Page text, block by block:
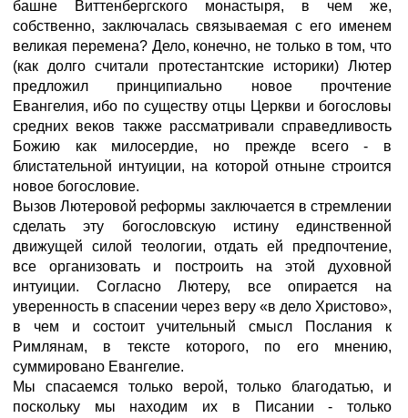
башне Виттенбергского монастыря, в чем же,
собственно, заключалась связываемая с его именем
великая перемена? Дело, конечно, не только в том, что
(как долго считали протестантские историки) Лютер
предложил принципиально новое прочтение
Евангелия, ибо по существу отцы Церкви и богословы
средних веков также рассматривали справедливость
Божию как милосердие, но прежде всего - в
блистательной интуиции, на которой отныне строится
новое богословие.
Вызов Лютеровой реформы заключается в стремлении
сделать эту богословскую истину единственной
движущей силой теологии, отдать ей предпочтение,
все организовать и построить на этой духовной
интуиции. Согласно Лютеру, все опирается на
уверенность в спасении через веру «в дело Христово»,
в чем и состоит учительный смысл Послания к
Римлянам, в тексте которого, по его мнению,
суммировано Евангелие.
Мы спасаемся только верой, только благодатью, и
поскольку мы находим их в Писании - только